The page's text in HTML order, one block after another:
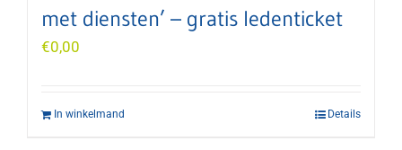
met diensten’ – gratis ledenticket
€0,00
In winkelmand Details